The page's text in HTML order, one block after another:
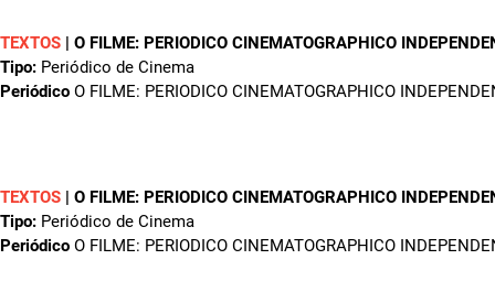
TEXTOS | O FILME: PERIODICO CINEMATOGRAPHICO
Tipo: Periódico de Cinema
Periódico O FILME: PERIODICO CINEMATOGRAPHICO
TEXTOS | O FILME: PERIODICO CINEMATOGRAPHICO
Tipo: Periódico de Cinema
Periódico O FILME: PERIODICO CINEMATOGRAPHICO